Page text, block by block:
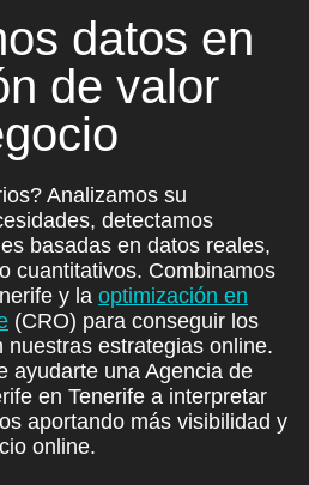
datos en
de valor
Analizamos su
detectamos
basadas en datos reales,
cuantitativos. Combinamos
y la optimización en
(CRO) para conseguir los
nuestras estrategias online.
ayudarte una Agencia de
en Tenerife a interpretar
aportando más visibilidad y
online.